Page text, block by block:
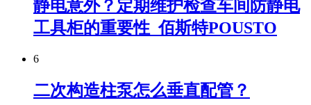
静电意外？定期维护检查车间防静电
工具柜的重要性_佰斯特POUSTO
6
二次构造柱泵怎么垂直配管？